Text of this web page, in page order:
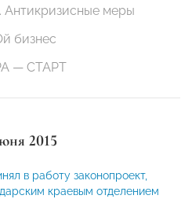
меры
бизнес
— СТАРТ
2015
в работу законопроект,
краевым отделением